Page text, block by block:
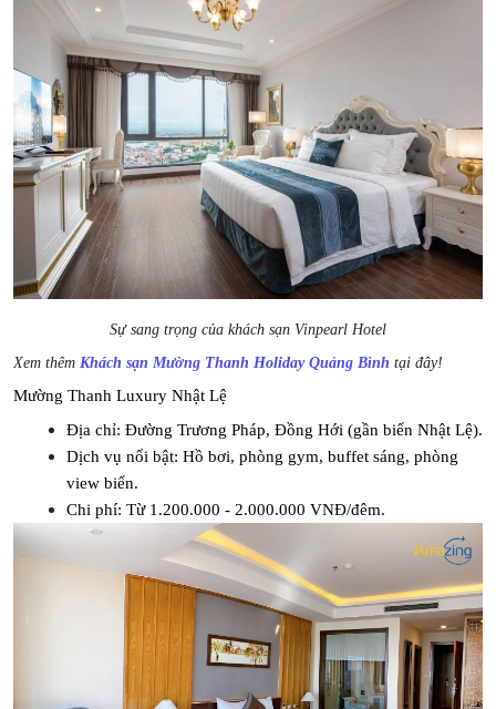
Sự sang trọng của khách sạn Vinpearl Hotel
Xem thêm Khách sạn Mường Thanh Holiday Quảng Bình tại đây!
Mường Thanh Luxury Nhật Lệ
Địa chỉ: Đường Trương Pháp, Đồng Hới (gần biển Nhật Lệ).
Dịch vụ nổi bật: Hồ bơi, phòng gym, buffet sáng, phòng
view biển.
Chi phí: Từ 1.200.000 - 2.000.000 VNĐ/đêm.